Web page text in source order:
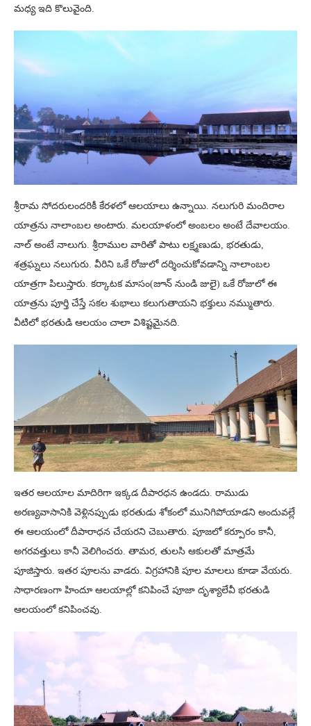
మధ్య ఇది కొలువైంది.
శ్రీరామ సోదరులందరికీ కేరళలో ఆలయాలు ఉన్నాయి. నలుగురి మందిరాల
యాత్రను నాలాంబల అంటారు. మలయాళంలో అంబలం అంటే దేవాలయం.
నాల్ అంటే నాలుగు. శ్రీరాముల వారితో పాటు లక్ష్మణుడు, భరతుడు,
శత్రఘ్నలు నలుగురు. వీరిని ఒకే రోజులో దర్శించుకోవడాన్ని నాలాంబల
యాత్రగా పిలుస్తారు. కర్కాటక మాసం(జూన్ నుండి జులై) ఒకే రోజులో ఈ
యాత్రను పూర్తి చేస్తే సకల శుభాలు కలుగుతాయని భక్తులు నమ్ముతారు.
వీటిలో భరతుడి ఆలయం చాలా విశిష్టమైనది.
ఇతర ఆలయాల మాదిరిగా ఇక్కడ దీపారధన ఉండదు. రాముడు
అరణ్యవాసానికి వెళ్లినప్పుడు భరతుడు శోకంలో మునిగిపోయాడని అందువల్లే
ఈ ఆలయంలో దీపారాధన చేయరని చెబుతారు. పూజలో కర్పూరం కానీ,
అగరవత్తులు కానీ వెలిగించరు. తామర, తులసి ఆకులతో మాత్రమే
పూజిస్తారు. ఇతర పూలను వాడరు. విగ్రహానికి పూల మాలలు కూడా వేయరు.
సాధారణంగా హిందూ ఆలయాల్లో కనిపించే పూజా దృశ్యాలేవీ భరతుడి
ఆలయంలో కనిపించవు.